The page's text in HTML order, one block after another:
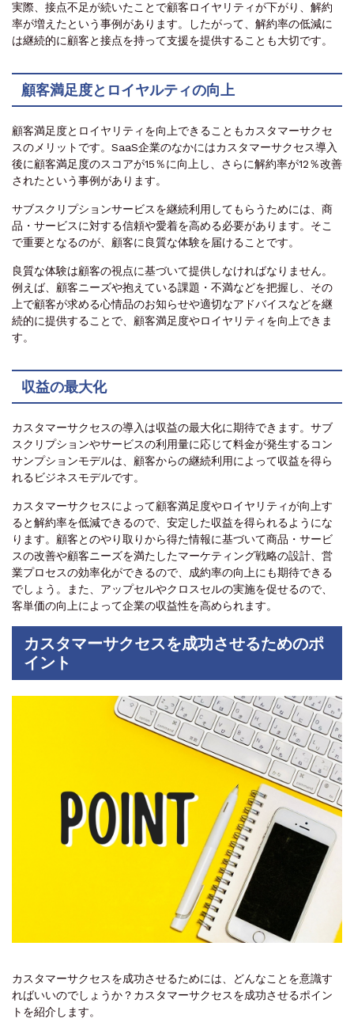
実際、接点不足が続いたことで顧客ロイヤリティが下がり、解約
率が増えたという事例があります。したがって、解約率の低減に
は継続的に顧客と接点を持って支援を提供することも大切です。
顧客満足度とロイヤルティの向上
顧客満足度とロイヤリティを向上できることもカスタマーサクセ
スのメリットです。SaaS企業のなかにはカスタマーサクセス導入
後に顧客満足度のスコアが15％に向上し、さらに解約率が12％改善
されたという事例があります。
サブスクリプションサービスを継続利用してもらうためには、商
品・サービスに対する信頼や愛着を高める必要があります。そこ
で重要となるのが、顧客に良質な体験を届けることです。
良質な体験は顧客の視点に基づいて提供しなければなりません。
例えば、顧客ニーズや抱えている課題・不満などを把握し、その
上で顧客が求める心情品のお知らせや適切なアドバイスなどを継
続的に提供することで、顧客満足度やロイヤリティを向上できま
す。
収益の最大化
カスタマーサクセスの導入は収益の最大化に期待できます。サブ
スクリプションやサービスの利用量に応じて料金が発生するコン
サンプションモデルは、顧客からの継続利用によって収益を得ら
れるビジネスモデルです。
カスタマーサクセスによって顧客満足度やロイヤリティが向上す
ると解約率を低減できるので、安定した収益を得られるようにな
ります。顧客とのやり取りから得た情報に基づいて商品・サービ
スの改善や顧客ニーズを満たしたマーケティング戦略の設計、営
業プロセスの効率化ができるので、成約率の向上にも期待できる
でしょう。また、アップセルやクロスセルの実施を促せるので、
客単価の向上によって企業の収益性を高められます。
カスタマーサクセスを成功させるためのポ
イント
カスタマーサクセスを成功させるためには、どんなことを意識す
ればいいのでしょうか？カスタマーサクセスを成功させるポイン
トを紹介します。